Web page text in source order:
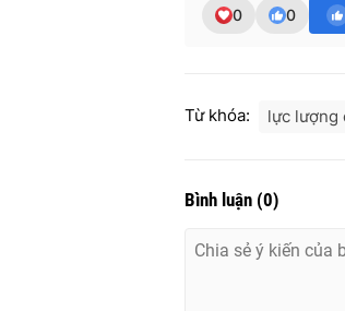
0 0
Từ khóa: lực lượng
Bình luận (0)